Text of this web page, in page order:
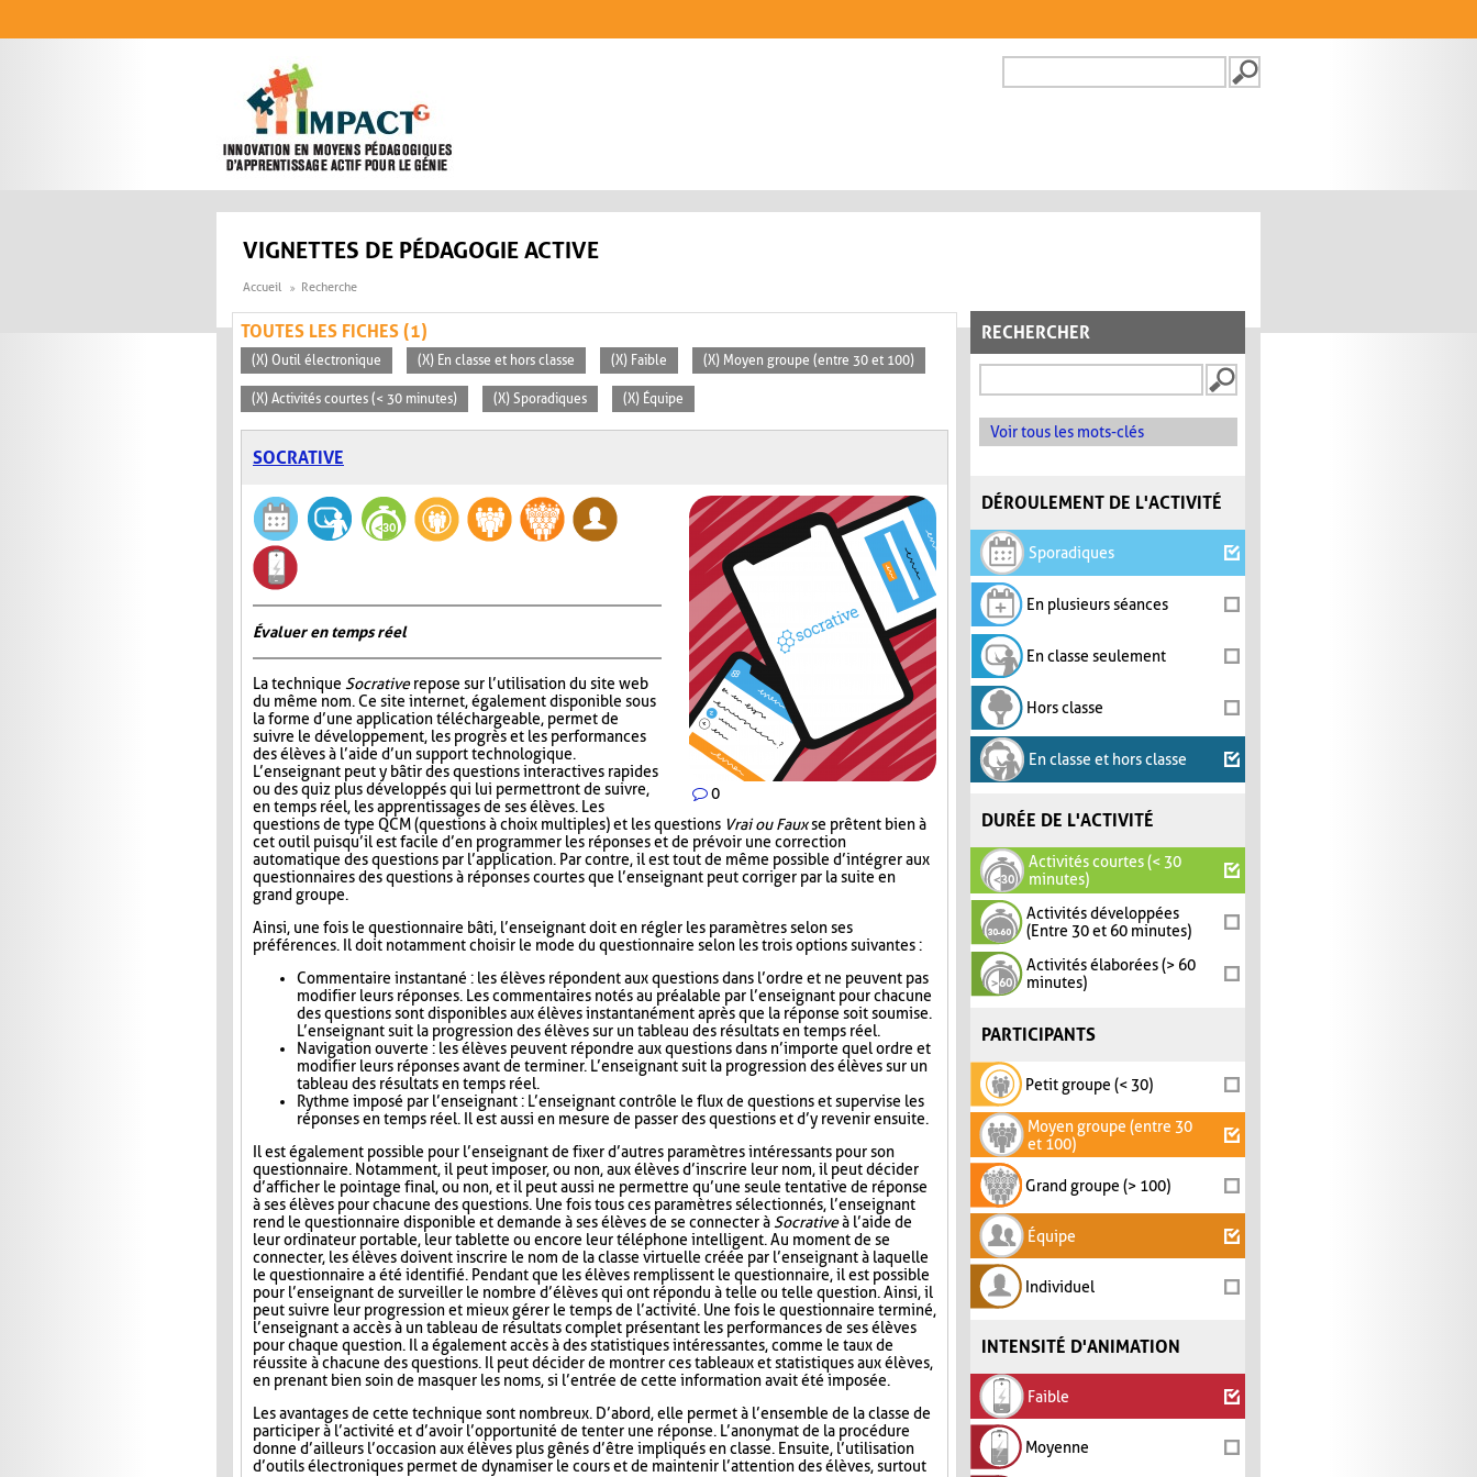
FORMULAIRE DE
VIGNETTES DE PÉDAGOGIE ACTIVE
Accueil Recherche
RECHERCHER
Voir tous les mots-clés
DÉROULEMENT DE L'ACTIVITÉ
Sporadiques
En plusieurs séances
En classe seulement
Hors classe
En classe et hors classe
DURÉE DE L'ACTIVITÉ
Activités courtes (< 30
minutes)
Activités développées
(Entre 30 et 60 minutes)
Activités élaborées (> 60
minutes)
PARTICIPANTS
Petit groupe (< 30)
Moyen groupe (entre 30
et 100)
Grand groupe (> 100)
Équipe
Individuel
INTENSITÉ D'ANIMATION
Faible
Moyenne
TOUTES LES FICHES (1)
(X) Outil électronique (X) En classe et hors classe (X) Faible (X) Moyen groupe (entre 30 et 100)
(X) Activités courtes (< 30 minutes) (X) Sporadiques (X) Équipe
SOCRATIVE
0
Évaluer en temps réel
La technique Socrativerepose sur l’utilisation du site web
du même nom. Ce site internet, également disponible sous
la forme d’une application téléchargeable, permet de
suivre le développement, les progrès et les performances
des élèves à l’aide d’un support technologique.
L’enseignant peut y bâtir des questions interactives rapides
ou des quiz plus développés qui lui permettront de suivre,
en temps réel, les apprentissages de ses élèves. Les
questions de type QCM (questions à choix multiples) et les questions Vrai ou Fauxse prêtent bien à
cet outil puisqu’il est facile d’en programmer les réponses et de prévoir une correction
automatique des questions par l’application. Par contre, il est tout de même possible d’intégrer aux
questionnaires des questions à réponses courtes que l’enseignant peut corriger par la suite en
grand groupe.
Ainsi, une fois le questionnaire bâti, l’enseignant doit en régler les paramètres selon ses
préférences. Il doit notamment choisir le mode du questionnaire selon les trois options suivantes :
Commentaire instantané : les élèves répondent aux questions dans l’ordre et ne peuvent pas
modifier leurs réponses. Les commentaires notés au préalable par l’enseignant pour chacune
des questions sont disponibles aux élèves instantanément après que la réponse soit soumise.
L’enseignant suit la progression des élèves sur un tableau des résultats en temps réel.
Navigation ouverte : les élèves peuvent répondre aux questions dans n’importe quel ordre et
modifier leurs réponses avant de terminer. L’enseignant suit la progression des élèves sur un
tableau des résultats en temps réel.
Rythme imposé par l’enseignant : L’enseignant contrôle le flux de questions et supervise les
réponses en temps réel. Il est aussi en mesure de passer des questions et d’y revenir ensuite.
Il est également possible pour l’enseignant de fixer d’autres paramètres intéressants pour son
questionnaire. Notamment, il peut imposer, ou non, aux élèves d’inscrire leur nom, il peut décider
d’afficher le pointage final, ou non, et il peut aussi ne permettre qu’une seule tentative de réponse
à ses élèves pour chacune des questions. Une fois tous ces paramètres sélectionnés, l’enseignant
rend le questionnaire disponible et demande à ses élèves de se connecter àSocrativeà l’aide de
leur ordinateur portable, leur tablette ou encore leur téléphone intelligent. Au moment de se
connecter, les élèves doivent inscrire le nom de la classe virtuelle créée par l’enseignant à laquelle
le questionnaire a été identifié. Pendant que les élèves remplissent le questionnaire, il est possible
pour l’enseignant de surveiller le nombre d’élèves qui ont répondu à telle ou telle question. Ainsi, il
peut suivre leur progression et mieux gérer le temps de l’activité. Une fois le questionnaire terminé,
l’enseignant a accès à un tableau de résultats complet présentant les performances de ses élèves
pour chaque question. Il a également accès à des statistiques intéressantes, comme le taux de
réussite à chacune des questions. Il peut décider de montrer ces tableaux et statistiques aux élèves,
en prenant bien soin de masquer les noms, si l’entrée de cette information avait été imposée.
Les avantages de cette technique sont nombreux. D’abord, elle permet à l’ensemble de la classe de
participer à l’activité et d’avoir l’opportunité de tenter une réponse. L’anonymat de la procédure
donne d’ailleurs l’occasion aux élèves plus gênés d’être impliqués en classe. Ensuite, l’utilisation
d’outils électroniques permet de dynamiser le cours et de maintenir l’attention des élèves, surtout